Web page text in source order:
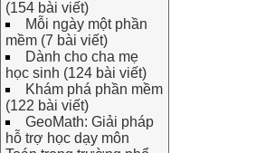
(154 bài viết)
Mỗi ngày một phần
mềm (7 bài viết)
Dành cho cha mẹ
học sinh (124 bài viết)
Khám phá phần mềm
(122 bài viết)
GeoMath: Giải pháp
hỗ trợ học dạy môn